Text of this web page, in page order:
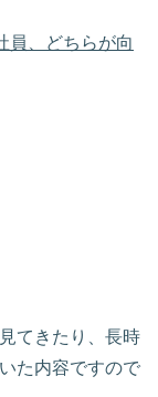
員、どちらが向
てきたり、長時
た内容ですので